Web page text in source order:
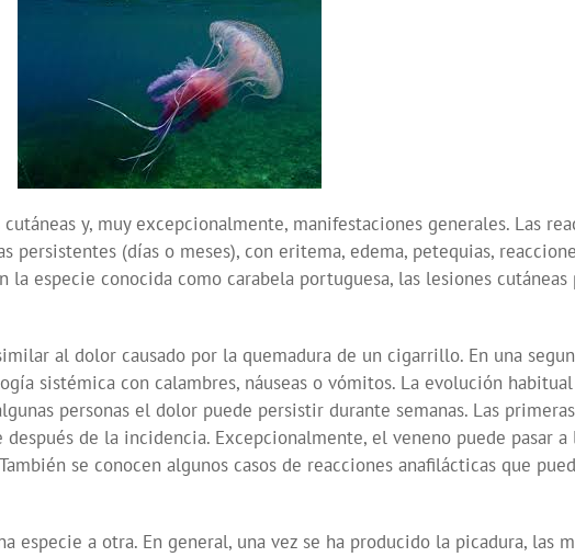
y, muy excepcionalmente, manifestaciones generales. Las
persistentes (días o meses), con eritema, edema, petequias,
especie conocida como carabela portuguesa, las lesiones
al dolor causado por la quemadura de un cigarrillo. En una
sistémica con calambres, náuseas o vómitos. La evolución
personas el dolor puede persistir durante semanas. Las
de la incidencia. Excepcionalmente, el veneno puede pasar
se conocen algunos casos de reacciones anafilácticas que
a otra. En general, una vez se ha producido la picadura, las